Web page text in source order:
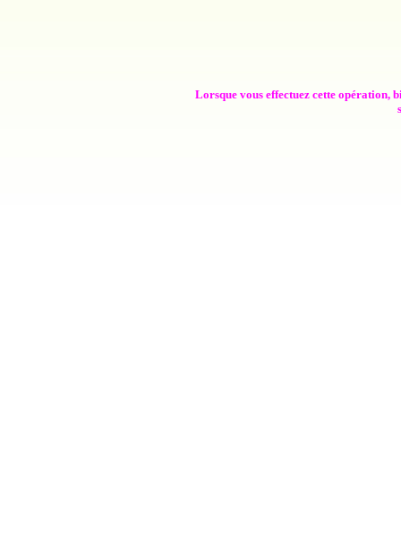
Lorsque vous effectuez cette opération,